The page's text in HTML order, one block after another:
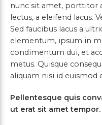
nunc sit amet, porttitor
lectus, a eleifend lacus.
Sed faucibus lacus a
elementum, ipsum in
condimentum dui, et
metus. Quisque
aliquam nisi id euismod
Pellentesque quis
ut erat sit amet tempor.